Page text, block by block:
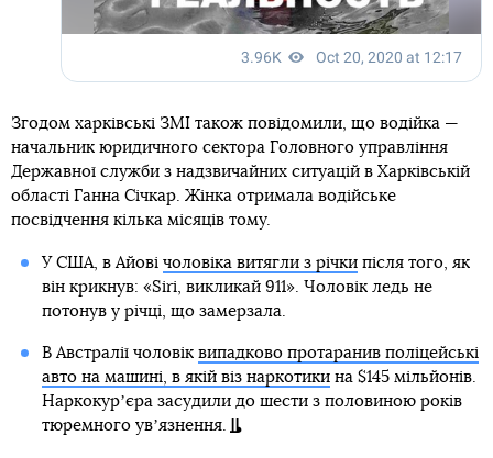
Згодом харківські ЗМІ також повідомили, що водійка —
начальник юридичного сектора Головного управління
Державної служби з надзвичайних ситуацій в Харківській
області Ганна Січкар. Жінка отримала водійське
посвідчення кілька місяців тому.
У США, в Айові чоловіка витягли з річкипісля того, як
він крикнув: «Siri, викликай 911». Чоловік ледь не
потонув у річці, що замерзала.
В Австралії чоловік випадково протаранив поліцейські
авто на машині, в якій віз наркотикина $145 мільйонів.
Наркокурʼєра засудили до шести з половиною років
тюремного увʼязнення.